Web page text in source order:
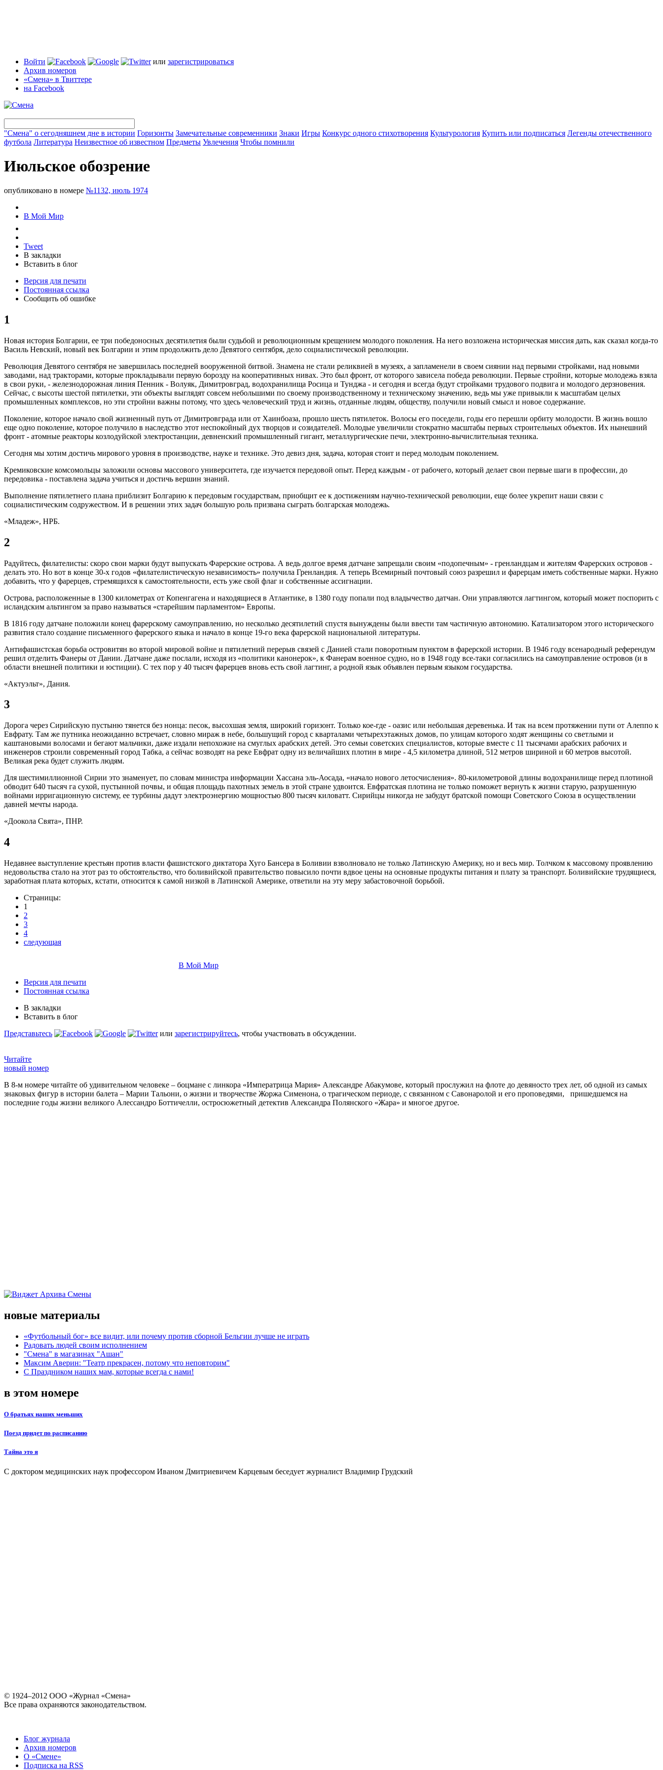
Войти или зарегистрироваться
Архив номеров
«Смена» в Твиттере
на Facebook
"Смена" о сегодняшнем дне в истории Горизонты Замечательные современники Знаки Игры Конкурс одного стихотворения Культурология Купить или подписаться Легенды отечественного
футбола Литература Неизвестное об известном Предметы Увлечения Чтобы помнили
Июльское обозрение
опубликовано в номере №1132, июль 1974
В Мой Мир
Tweet
В закладки
Вставить в блог
Версия для печати
Постоянная ссылка
Сообщить об ошибке
1
Новая история Болгарии, ее три победоносных десятилетия были судьбой и революционным крещением молодого поколения. На него возложена историческая миссия дать, как сказал когда-то
Василь Невский, новый век Болгарии и этим продолжить дело Девятого сентября, дело социалистической революции.
Революция Девятого сентября не завершилась последней вооруженной битвой. Знамена не стали реликвией в музеях, а запламенели в своем сиянии над первыми стройками, над новыми
заводами, над тракторами, которые прокладывали первую борозду на кооперативных нивах. Это был фронт, от которого зависела победа революции. Первые стройни, которые молодежь взяла
в свои руки, - железнодорожная линия Пенник - Волуяк, Димитровград, водохранилища Росица и Тунджа - и сегодня и всегда будут стройками трудового подвига и молодого дерзновения.
Сейчас, с высоты шестой пятилетки, эти объекты выглядят совсем небольшими по своему производственному и техническому значению, ведь мы уже привыкли к масштабам целых
промышленных комплексов, но эти стройни важны потому, что здесь человеческий труд и жизнь, отданные людям, обществу, получили новый смысл и новое содержание.
Поколение, которое начало свой жизненный путь от Димитровграда или от Хаинбоаза, прошло шесть пятилеток. Волосы его поседели, годы его перешли орбиту молодости. В жизнь вошло
еще одно поколение, которое получило в наследство этот неспокойный дух творцов и созидателей. Молодые увеличили стократно масштабы первых строительных объектов. Их нынешний
фронт - атомные реакторы козлодуйской электростанции, девненский промышленный гигант, металлургические печи, электронно-вычислительная техника.
Сегодня мы хотим достичь мирового уровня в производстве, науке и технике. Это девиз дня, задача, которая стоит и перед молодым поколением.
Кремиковские комсомольцы заложили основы массового университета, где изучается передовой опыт. Перед каждым - от рабочего, который делает свои первые шаги в профессии, до
передовика - поставлена задача учиться и достичь вершин знаний.
Выполнение пятилетнего плана приблизит Болгарию к передовым государствам, приобщит ее к достижениям научно-технической революции, еще более укрепит наши связи с
социалистическим содружеством. И в решении этих задач большую роль призвана сыграть болгарская молодежь.
«Младеж», НРБ.
2
Радуйтесь, филателисты: скоро свои марки будут выпускать Фарерские острова. А ведь долгое время датчане запрещали своим «подопечным» - гренландцам и жителям Фарерских островов -
делать это. Но вот в конце 30-х годов «филателистическую независимость» получила Гренландия. А теперь Всемирный почтовый союз разрешил и фарерцам иметь собственные марки. Нужно
добавить, что у фарерцев, стремящихся к самостоятельности, есть уже свой флаг и собственные ассигнации.
Острова, расположенные в 1300 километрах от Копенгагена и находящиеся в Атлантике, в 1380 году попали под владычество датчан. Они управляются лагтингом, который может поспорить с
исландским альтингом за право называться «старейшим парламентом» Европы.
В 1816 году датчане положили конец фарерскому самоуправлению, но несколько десятилетий спустя вынуждены были ввести там частичную автономию. Катализатором этого исторического
развития стало создание письменного фарерского языка и начало в конце 19-го века фарерской национальной литературы.
Антифашистская борьба островитян во второй мировой войне и пятилетний перерыв связей с Данией стали поворотным пунктом в фарерской истории. В 1946 году всенародный референдум
решил отделить Фанеры от Дании. Датчане даже послали, исходя из «политики канонерок», к Фанерам военное судно, но в 1948 году все-таки согласились на самоуправление островов (и в
области внешней политики и юстиции). С тех пор у 40 тысяч фарерцев вновь есть свой лагтинг, а родной язык объявлен первым языком государства.
«Актуэльт», Дания.
3
Дорога через Сирийскую пустыню тянется без нонца: песок, высохшая земля, широкий горизонт. Только кое-где - оазис или небольшая деревенька. И так на всем протяжении пути от Алеппо к
Евфрату. Там же путника неожиданно встречает, словно мираж в небе, большущий город с кварталами четырехэтажных домов, по улицам которого ходят женщины со светлыми и
каштановыми волосами и бегают мальчики, даже издали непохожие на смуглых арабских детей. Это семьи советских специалистов, которые вместе с 11 тысячами арабских рабочих и
инженеров строили современный город Табка, а сейчас возводят на реке Евфрат одну из величайших плотин в мире - 4,5 километра длиной, 512 метров шириной и 60 метров высотой.
Великая река будет служить людям.
Для шестимиллионной Сирии это знаменует, по словам министра информации Хассана эль-Аосада, «начало нового летосчисления». 80-километровой длины водохранилище перед плотиной
обводит 640 тысяч га сухой, пустынной почвы, и общая площадь пахотных земель в этой стране удвоится. Евфратская плотина не только поможет вернуть к жизни старую, разрушенную
войнами ирригационную систему, ее турбины дадут электроэнергию мощностью 800 тысяч киловатт. Сирийцы никогда не забудут братской помощи Советского Союза в осуществлении
давней мечты народа.
«Доокола Свята», ПНР.
4
Недавнее выступление крестьян против власти фашистского диктатора Хуго Бансера в Боливии взволновало не только Латинскую Америку, но и весь мир. Толчком к массовому проявлению
недовольства стало на этот раз то обстоятельство, что боливийской правительство повысило почти вдвое цены на основные продукты питания и плату за транспорт. Боливийские трудящиеся,
заработная плата которых, кстати, относится к самой низкой в Латинской Америке, ответили на эту меру забастовочной борьбой.
Страницы:
1
2
3
4
следующая
В Мой Мир
Версия для печати
Постоянная ссылка
В закладки
Вставить в блог
Представьтесь
или зарегистрируйтесь, чтобы участвовать в обсуждении.
Читайте
новый номер
В 8-м номере читайте об удивительном человеке – боцмане с линкора «Императрица Мария» Александре Абакумове, который прослужил на флоте до девяносто трех лет, об одной из самых
знаковых фигур в истории балета – Марии Тальони, о жизни и творчестве Жоржа Сименона, о трагическом периоде, с связанном с Савонаролой и его проповедями, пришедшемся на
последние годы жизни великого Алессандро Боттичелли, остросюжетный детектив Александра Полянского «Жара» и многое другое.
новые материалы
«Футбольный бог» все видит, или почему против сборной Бельгии лучше не играть
Радовать людей своим исполнением
"Смена" в магазинах "Ашан"
Максим Аверин: "Театр прекрасен, потому что неповторим"
С Праздником наших мам, которые всегда с нами!
в этом номере
О братьях наших меньших
Поезд придет по расписанию
Тайна это я
С доктором медицинских наук профессором Иваном Дмитриевичем Карцевым беседует журналист Владимир Грудский
© 1924–2012 ООО «Журнал «Смена»
Все права охраняются законодательством.
Блог журнала
Архив номеров
О «Смене»
Подписка на RSS